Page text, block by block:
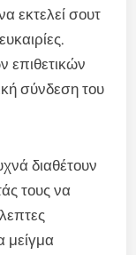
εκτελεί σουτ
επιθετικών
σύνδεση του
διαθέτουν
τους να
μείγμα